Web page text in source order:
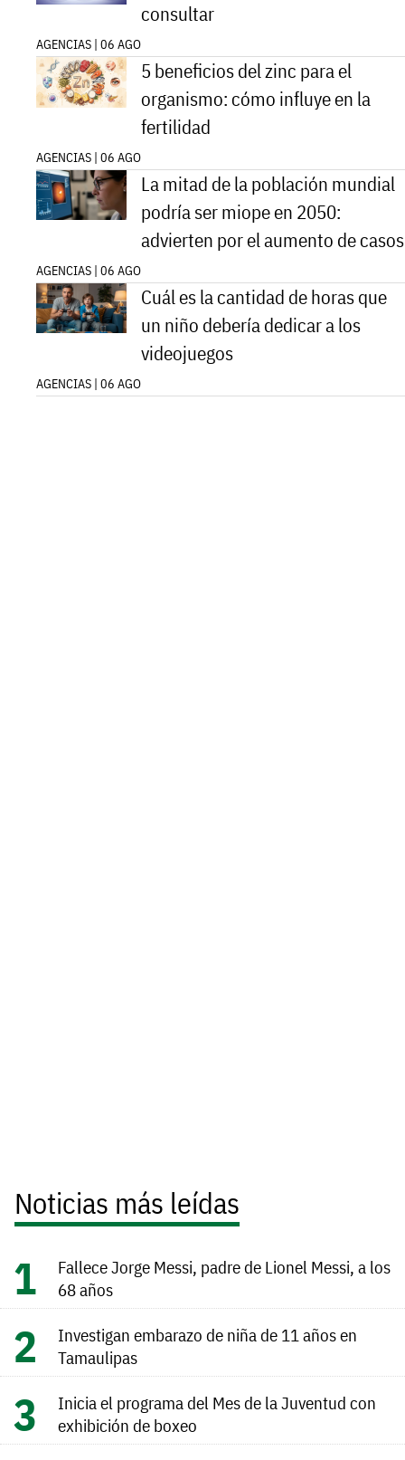
consultar
AGENCIAS | 06 AGO
5 beneficios del zinc para el
organismo: cómo influye en la
fertilidad
AGENCIAS | 06 AGO
La mitad de la población mundial
podría ser miope en 2050:
advierten por el aumento de casos
AGENCIAS | 06 AGO
Cuál es la cantidad de horas que
un niño debería dedicar a los
videojuegos
AGENCIAS | 06 AGO
Noticias más leídas
Fallece Jorge Messi, padre de Lionel Messi, a los
68 años
Investigan embarazo de niña de 11 años en
Tamaulipas
Inicia el programa del Mes de la Juventud con
exhibición de boxeo